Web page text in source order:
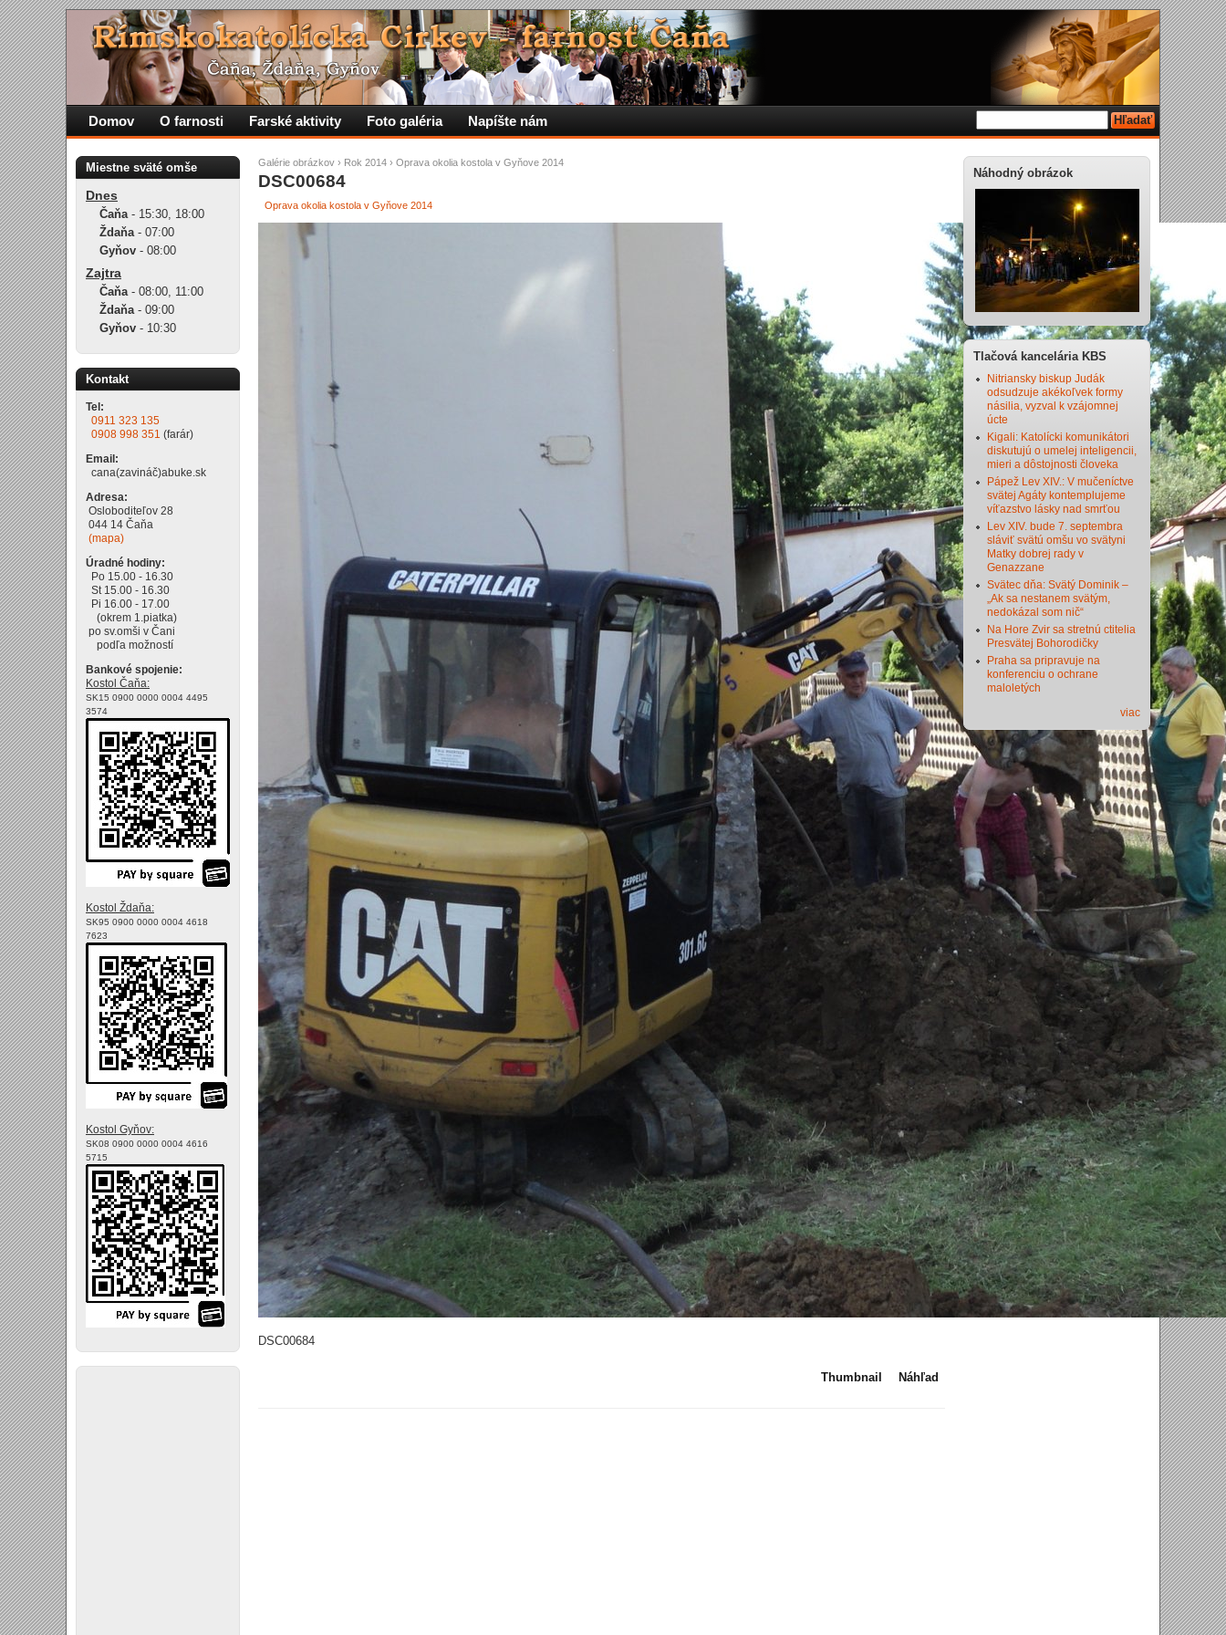
Galérie obrázkov › Rok 2014 › Oprava okolia kostola v Gyňove 2014
DSC00684
Oprava okolia kostola v Gyňove 2014
DSC00684
Thumbnail Náhľad
Domov O farnosti Farské aktivity Foto galéria Napíšte nám
Miestne sväté omše
Dnes
Čaňa- 15:30, 18:00
Ždaňa- 07:00
Gyňov - 08:00
Zajtra
Čaňa- 08:00, 11:00
Ždaňa- 09:00
Gyňov - 10:30
Kontakt
Tel:
0911 323 135
0908 998 351 (farár)
Email:
cana(zavináč)abuke.sk
Adresa:
Osloboditeľov 28
044 14 Čaňa
(mapa)
Úradné hodiny:
Po 15.00 - 16.30
St 15.00 - 16.30
Pi 16.00 - 17.00
(okrem 1.piatka)
po sv.omši v Čani
podľa možností
Bankové spojenie:
Kostol Čaňa:
SK15 0900 0000 0004 4495
3574
Kostol Ždaňa:
SK95 0900 0000 0004 4618
7623
Kostol Gyňov:
SK08 0900 0000 0004 4616
5715
Náhodný obrázok
Tlačová kancelária KBS
Nitriansky biskup Judák
odsudzuje akékoľvek formy
násilia, vyzval k vzájomnej
úcte
Kigali: Katolícki komunikátori
diskutujú o umelej inteligencii,
mieri a dôstojnosti človeka
Pápež Lev XIV.: V mučeníctve
svätej Agáty kontemplujeme
víťazstvo lásky nad smrťou
Lev XIV. bude 7. septembra
sláviť svätú omšu vo svätyni
Matky dobrej rady v
Genazzane
Svätec dňa: Svätý Dominik –
„Ak sa nestanem svätým,
nedokázal som nič“
Na Hore Zvir sa stretnú ctitelia
Presvätej Bohorodičky
Praha sa pripravuje na
konferenciu o ochrane
maloletých
viac